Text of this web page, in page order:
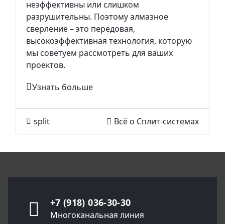
неэффективны или слишком
разрушительны. Поэтому алмазное
сверление – это передовая,
высокоэффективная технология, которую
мы советуем рассмотреть для ваших
проектов.
Узнать больше
split Всё о Сплит-системах
+7 (918) 036-30-30
Многоканальная линия